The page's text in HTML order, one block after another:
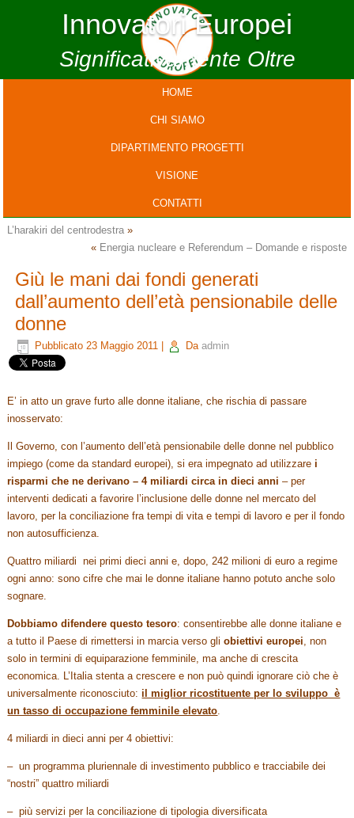
Innovatori Europei
Significativamente Oltre
HOME
CHI SIAMO
DIPARTIMENTO PROGETTI
VISIONE
CONTATTI
L’harakiri del centrodestra »
« Energia nucleare e Referendum – Domande e risposte
Giù le mani dai fondi generati
dall’aumento dell’età pensionabile delle
donne
Pubblicato 23 Maggio 2011 Da admin
E’ in atto un grave furto alle donne italiane, che rischia di passare
inosservato:
Il Governo, con l’aumento dell’età pensionabile delle donne nel pubblico
impiego (come da standard europei), si era impegnato ad utilizzarei
risparmi che ne derivano – 4 miliardi circa in dieci anni– per
interventi dedicati a favorire l’inclusione delle donne nel mercato del
lavoro, per la conciliazione fra tempi di vita e tempi di lavoro e per il fondo
non autosufficienza.
Quattro miliardi nei primi dieci anni e, dopo, 242 milioni di euro a regime
ogni anno: sono cifre che mai le donne italiane hanno potuto anche solo
sognare.
Dobbiamo difendere questo tesoro: consentirebbe alle donne italiane e
a tutto il Paese di rimettersi in marcia verso gliobiettivi europei, non
solo in termini di equiparazione femminile, ma anche di crescita
economica. L’Italia stenta a crescere e non può quindi ignorare ciò che è
universalmente riconosciuto: il miglior ricostituente per lo sviluppo è
un tasso di occupazione femminile elevato.
4 miliardi in dieci anni per 4 obiettivi:
– un programma pluriennale di investimento pubblico e tracciabile dei
“nostri” quattro miliardi
– più servizi per la conciliazione di tipologia diversificata